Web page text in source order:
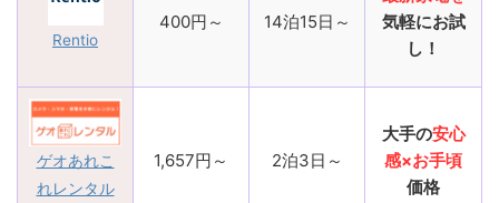
Rentio
400円～ 14泊15日～
気軽にお試
し！
ゲオあれこ
れレンタル
1,657円～ 2泊3日～
大手の安心
感×お手頃
価格